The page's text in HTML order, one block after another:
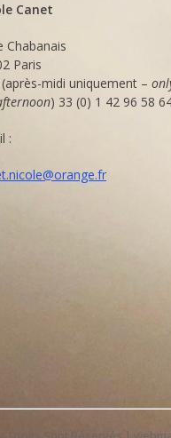
Canet
Chabanais
Paris
(après-midi uniquement –
) 33 (0) 1 42 96 58
: